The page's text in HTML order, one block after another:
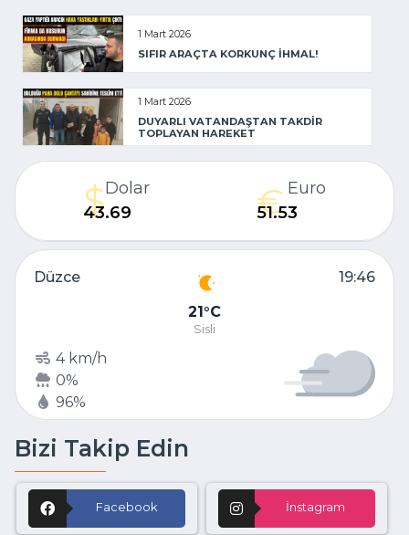
1 Mart 2026
SIFIR ARAÇTA KORKUNÇ İHMAL!
1 Mart 2026
DUYARLI VATANDAŞTAN TAKDİR
TOPLAYAN HAREKET
Dolar
43.69
Euro
51.53
Düzce
19:46
21
C
Sisli
4 km/h
0%
96%
Bizi Takip Edin
Facebook İnstagram